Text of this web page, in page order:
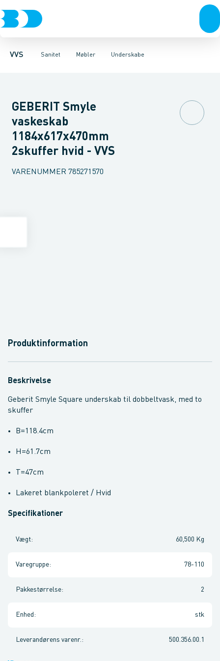
VVS Sanitet
Rør & fittingsPressfittings & rørKuglehaner & ventiler
Møbler
Toiletter, sæder og cisterner VaskeArmaturer
Underskabe
Møbelsæt & pakkerUnderskabeHøjskabe
GEBERIT Smyle
vaskeskab
1184x617x470mm
2skuffer hvid - VVS
VARENUMMER 785271570
Produktinformation
Beskrivelse
Geberit Smyle Square underskab til dobbeltvask, med to
skuffer
B=118.4cm
H=61.7cm
T=47cm
Lakeret blankpoleret / Hvid
Specifikationer
Vægt: 60,500 Kg
Varegruppe: 78-110
Pakkestørrelse: 2
Enhed : stk
Leverandørens varenr. : 500.356.00.1